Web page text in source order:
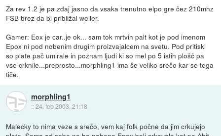
Za rev 1.2 je pa zdaj jasno da vsaka trenutno elpo gre čez 210mhz
FSB brez da bi približal weller.
Gamer: Eox je car..je ok... sam tok mrtvih palt kot je pod imenom
Epox ni pod nobenim drugim proizvajalcem na svetu. Pod pritiski
so plate pač umirale in poznam ljudi ki so mel po 5 istih plošč pa
vse crknile...preprosto...morphling1 ima še veliko srečo kar se tega
tiče.
morphling1
::24. feb 2003, 21:18
Malecky to nima veze s srečo, vem kaj folk počne da jim crkujejo